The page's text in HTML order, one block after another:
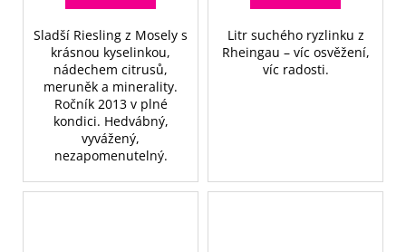
Sladší Riesling z Mosely s
krásnou kyselinkou,
nádechem citrusů,
meruněk a minerality.
Ročník 2013 v plné
kondici. Hedvábný,
vyvážený,
nezapomenutelný.
Litr suchého ryzlinku z
Rheingau – víc osvěžení,
víc radosti.